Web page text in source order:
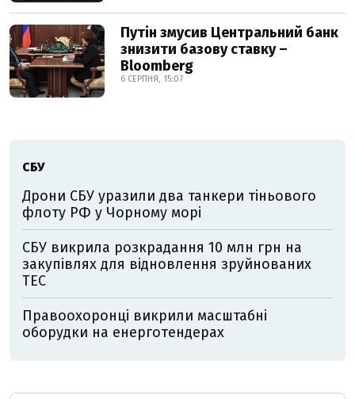
Путін змусив Центральний банк
знизити базову ставку –
Bloomberg
6 СЕРПНЯ, 15:07
СБУ
Дрони СБУ уразили два танкери тіньового
флоту РФ у Чорному морі
СБУ викрила розкрадання 10 млн грн на
закупівлях для відновлення зруйнованих
ТЕС
Правоохоронці викрили масштабні
оборудки на енерготендерах